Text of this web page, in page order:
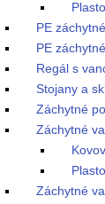
PE
PE
Regál s
Stojany a
Záchytné
Záchytné
Záchytné